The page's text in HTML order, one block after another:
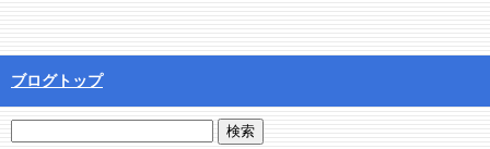
ブログトップ